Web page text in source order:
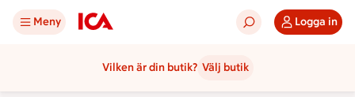
Meny Logga in
Vilken är din butik? Välj butik